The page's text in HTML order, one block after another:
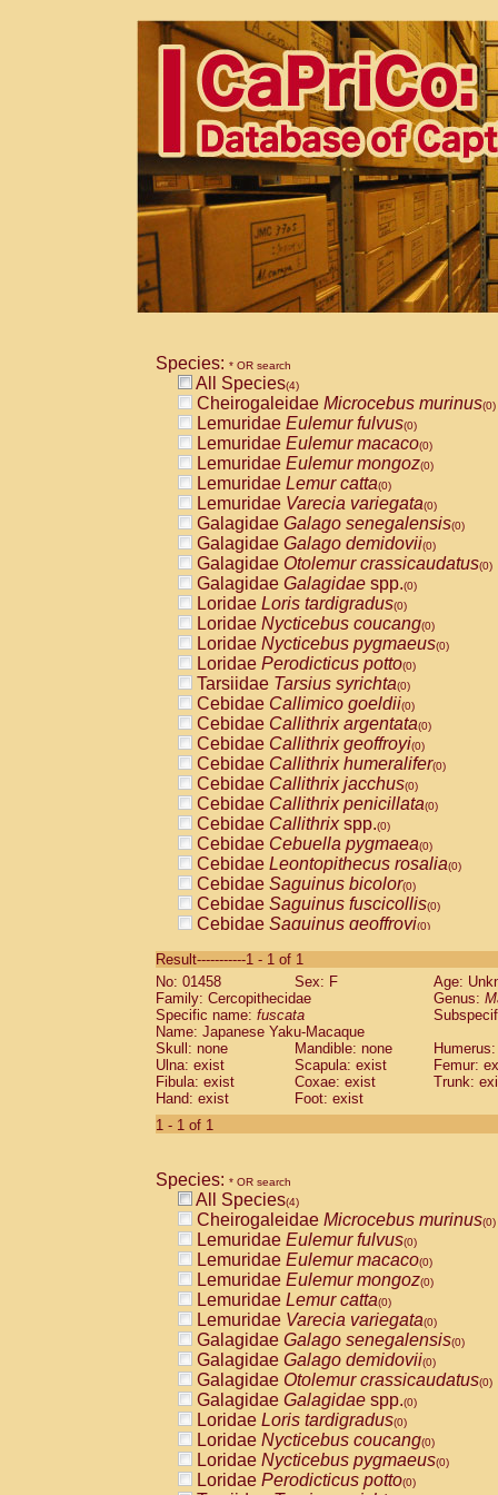
Species: * OR search
All Species(4)
Cheirogaleidae Microcebus murinus(0)
Lemuridae Eulemur fulvus(0)
Lemuridae Eulemur macaco(0)
Lemuridae Eulemur mongoz(0)
Lemuridae Lemur catta(0)
Lemuridae Varecia variegata(0)
Galagidae Galago senegalensis(0)
Galagidae Galago demidovii(0)
Galagidae Otolemur crassicaudatus(0)
Galagidae Galagidae spp.(0)
Loridae Loris tardigradus(0)
Loridae Nycticebus coucang(0)
Loridae Nycticebus pygmaeus(0)
Loridae Perodicticus potto(0)
Tarsiidae Tarsius syrichta(0)
Cebidae Callimico goeldii(0)
Cebidae Callithrix argentata(0)
Cebidae Callithrix geoffroyi(0)
Cebidae Callithrix humeralifer(0)
Cebidae Callithrix jacchus(0)
Cebidae Callithrix penicillata(0)
Cebidae Callithrixspp.(0)
Cebidae Cebuella pygmaea(0)
Cebidae Leontopithecus rosalia(0)
Cebidae Saguinus bicolor(0)
Cebidae Saguinus fuscicollis(0)
Cebidae Saguinus geoffroyi(0)
CebidaeSaguinus labiatus(0)
Cebidae Saguinus leucopus (0)
CebidaeSaguinus midas
CebidaeSaguinus mystax
Cebidae Saguinus nigricollis (1)
Cebidae Saguinus oedipus
Cebidae Saguinus weddelli
Cebidae Saguinusspp.
Cebidae
CebidaeCebus capucinus
CebidaeCebus nigrivittatus
CebidaeCebus spp.(0)
CebidaeSaimiri boliviensis(0)
CebidaeSaimiri sciureus(0)
AtelidaeAlouatta caraya(0)
AtelidaeAlouatta fusca(0)
AtelidaeAlouatta seniculus(0)
AtelidaeAlouattaspp.(0)
AtelidaeAteles belzebuth(0)
AtelidaeAteles geoffroyi(0)
AtelidaeAteles paniscus(0)
AtelidaeAtelesspp.(0)
AtelidaeLagothrix lagothricha(0)
AtelidaeLagothrix lagothricha cana
PitheciidaeCacajao calvus
Result-----------1 - 1 of 1
No: 01458
Sex: F
Age:
Family: Cercopithecidae
Genus:
Specific name: fuscata
Name: Japanese Yaku-Macaque
Skull: none
Mandible: none
Ulna: exist
Scapula: exist
Femur:
Fibula: exist
Coxae: exist
Trunk:
Hand: exist
Foot: exist
1 - 1 of 1
Species: * OR search
All Species(4)
Cheirogaleidae Microcebus murinus(0)
Lemuridae Eulemur fulvus(0)
Lemuridae Eulemur macaco(0)
Lemuridae Eulemur mongoz(0)
Lemuridae Lemur catta(0)
Lemuridae Varecia variegata(0)
Galagidae Galago senegalensis(0)
Galagidae Galago demidovii(0)
Galagidae Otolemur crassicaudatus(0)
Galagidae Galagidae spp.(0)
Loridae Loris tardigradus(0)
Loridae Nycticebus coucang(0)
Loridae Nycticebus pygmaeus(0)
Loridae Perodicticus potto(0)